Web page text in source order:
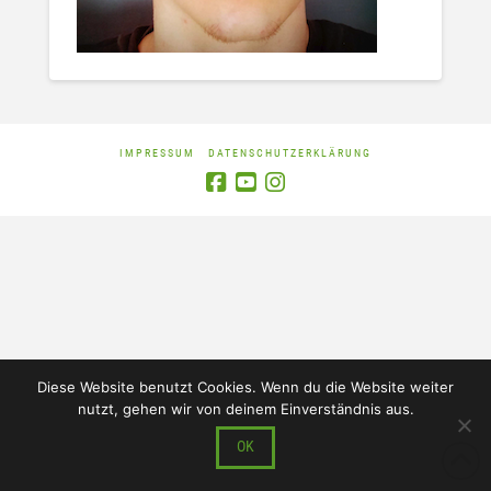
IMPRESSUM DATENSCHUTZERKLÄRUNG
Diese Website benutzt Cookies. Wenn du die Website weiter
nutzt, gehen wir von deinem Einverständnis aus.
OK